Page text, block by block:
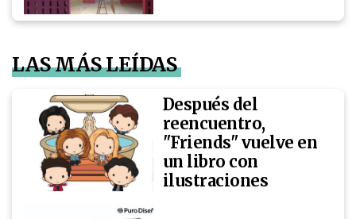
LAS MÁS LEÍDAS
Después del
reencuentro,
"Friends" vuelve en
un libro con
ilustraciones